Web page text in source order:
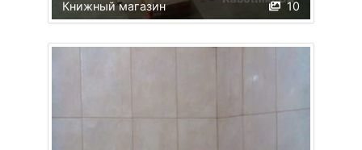
10
Книжный магазин